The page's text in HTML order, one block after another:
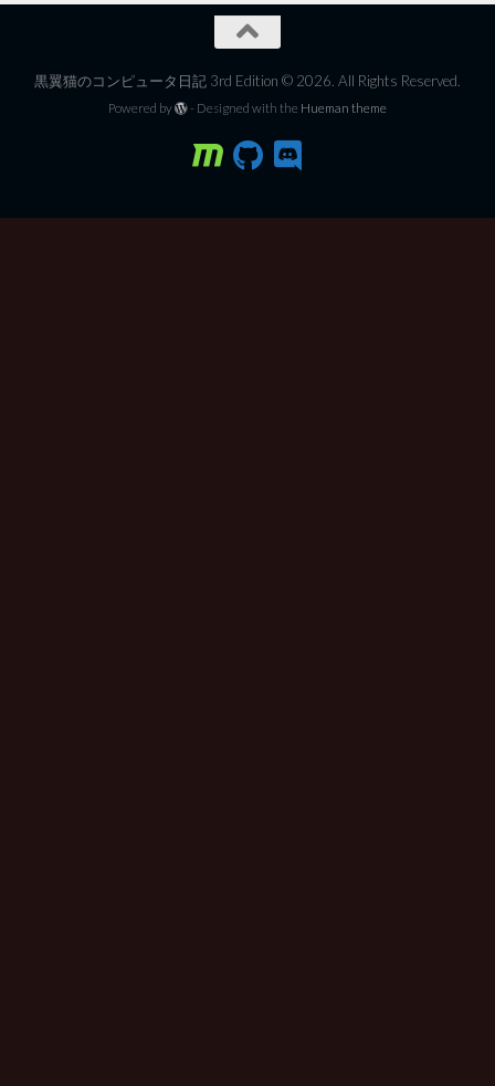
黒翼猫のコンピュータ日記 3rd Edition © 2026. All Rights Reserved.
Powered by - Designed with the Hueman theme